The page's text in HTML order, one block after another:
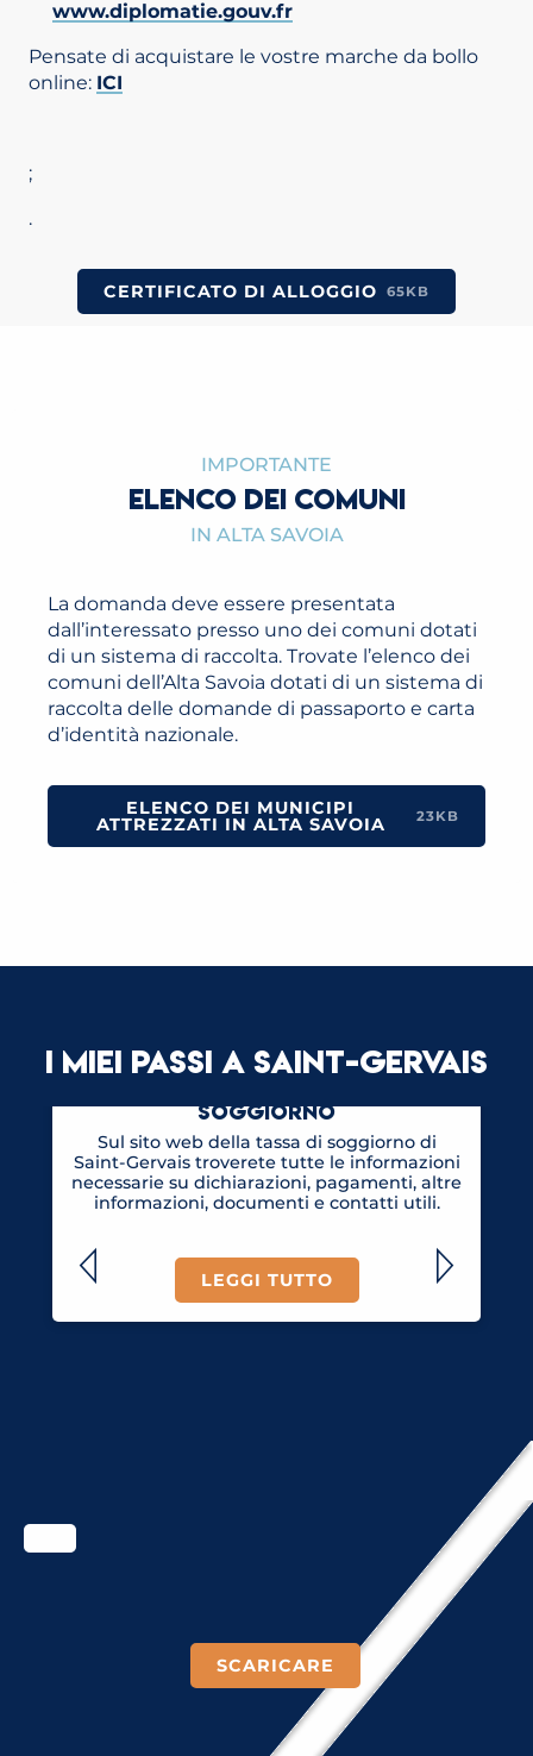
www.diplomatie.gouv.fr
Pensate di acquistare le vostre marche da bollo
online: ICI
;
.
CERTIFICATO DI ALLOGGIO 65KB
IMPORTANTE
ELENCO DEI COMUNI
IN ALTA SAVOIA
La domanda deve essere presentata
dall’interessato presso uno dei comuni dotati
di un sistema di raccolta. Trovate l’elenco dei
comuni dell’Alta Savoia dotati di un sistema di
raccolta delle domande di passaporto e carta
d’identità nazionale.
ELENCO DEI MUNICIPI
ATTREZZATI IN ALTA SAVOIA 23KB
I MIEI PASSI A SAINT-GERVAIS
SOGGIORNO
Sul sito web della tassa di soggiorno di
Saint-Gervais troverete tutte le informazioni
necessarie su dichiarazioni, pagamenti, altre
informazioni, documenti e contatti utili.
LEGGI TUTTO
SCARICARE